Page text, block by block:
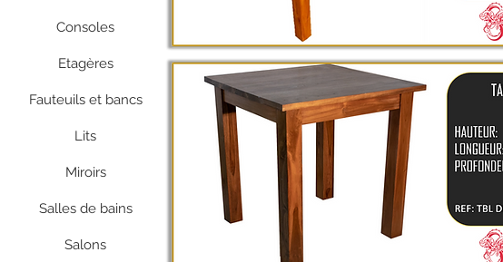
Consoles
Etagères
Fauteuils et bancs
Lits
Miroirs
Salles de bains
Salons